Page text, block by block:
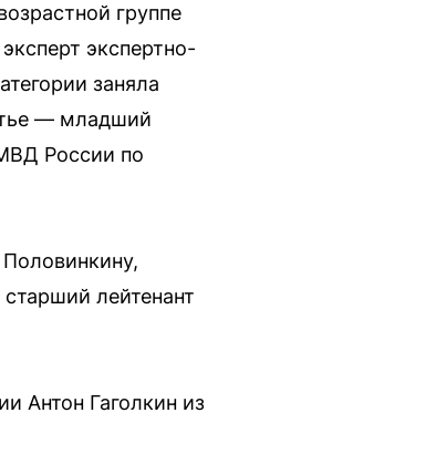
группе
экспертно-
заняла
— младший
России по
лейтенант
Антон Гаголкин из